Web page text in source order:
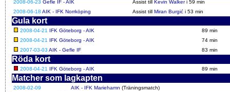
2008-06-23 Gefle IF - AIK Assist till Kevin Walkeri 59 min
2008-06-18 AIK - IFK Norrköping Assist till Miran Burgić i 53 min
Gula kort
2008-04-21 IFK Göteborg - AIK
89 min
2008-04-21
IFK Göteborg - AIK
74 min
2007-03-03 AIK - Gefle IF 83 min
Röda kort
2008-04-21 IFK Göteborg - AIK 89 min
Matcher som lagkapten
2008-02-09 AIK - IFK Mariehamn (Träningsmatch)